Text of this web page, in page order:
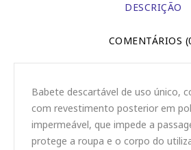
DESCRIÇÃO
COMENTÁRIOS
Babete descartável de uso único,
com revestimento posterior em
impermeável, que impede a
protege a roupa e o corpo do